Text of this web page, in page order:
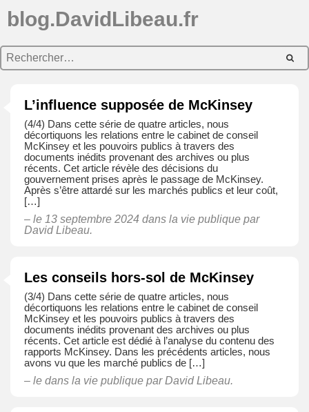
blog.DavidLibeau.fr
L’influence supposée de McKinsey
(4/4) Dans cette série de quatre articles, nous
décortiquons les relations entre le cabinet de conseil
McKinsey et les pouvoirs publics à travers des
documents inédits provenant des archives ou plus
récents. Cet article révèle des décisions du
gouvernement prises après le passage de McKinsey.
Après s’être attardé sur les marchés publics et leur coût,
[…]
– le 13 septembre 2024 dans la vie publique par
David Libeau.
Les conseils hors-sol de McKinsey
(3/4) Dans cette série de quatre articles, nous
décortiquons les relations entre le cabinet de conseil
McKinsey et les pouvoirs publics à travers des
documents inédits provenant des archives ou plus
récents. Cet article est dédié à l’analyse du contenu des
rapports McKinsey. Dans les précédents articles, nous
avons vu que les marché publics de […]
– le dans la vie publique par David Libeau.